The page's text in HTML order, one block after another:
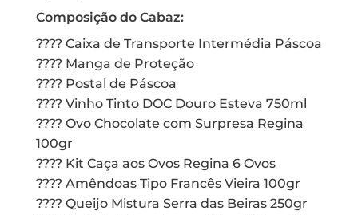
Composição do Cabaz:
???? Caixa de Transporte Intermédia Páscoa
???? Manga de Proteção
???? Postal de Páscoa
???? Vinho Tinto DOC Douro Esteva 750ml
???? Ovo Chocolate com Surpresa Regina
100gr
???? Kit Caça aos Ovos Regina 6 Ovos
???? Amêndoas Tipo Francês Vieira 100gr
???? Queijo Mistura Serra das Beiras 250gr